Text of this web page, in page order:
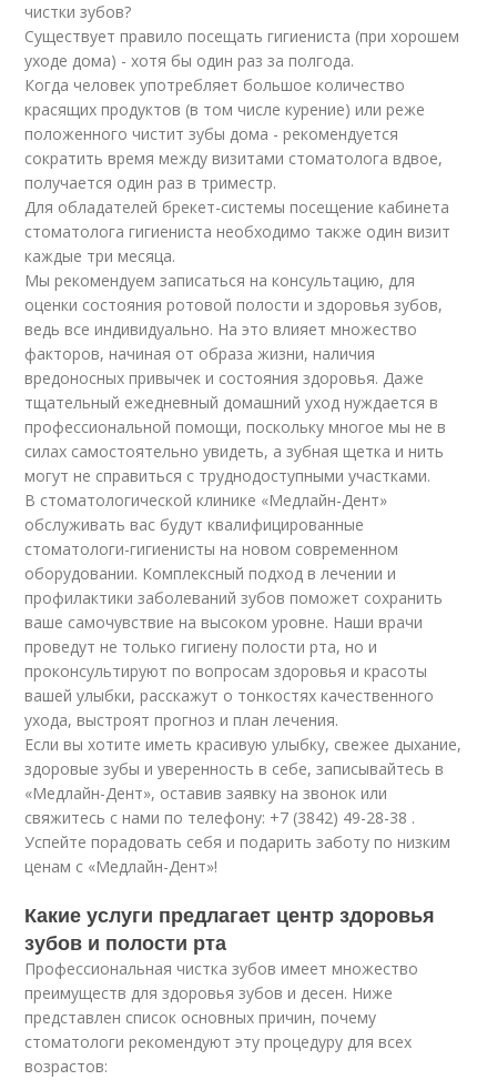
чистки зубов?
Существует правило посещать гигиениста (при хорошем
уходе дома) - хотя бы один раз за полгода.
Когда человек употребляет большое количество
красящих продуктов (в том числе курение) или реже
положенного чистит зубы дома - рекомендуется
сократить время между визитами стоматолога вдвое,
получается один раз в триместр.
Для обладателей брекет-системы посещение кабинета
стоматолога гигиениста необходимо также один визит
каждые три месяца.
Мы рекомендуем записаться на консультацию, для
оценки состояния ротовой полости и здоровья зубов,
ведь все индивидуально. На это влияет множество
факторов, начиная от образа жизни, наличия
вредоносных привычек и состояния здоровья. Даже
тщательный ежедневный домашний уход нуждается в
профессиональной помощи, поскольку многое мы не в
силах самостоятельно увидеть, а зубная щетка и нить
могут не справиться с труднодоступными участками.
В стоматологической клинике «Медлайн-Дент»
обслуживать вас будут квалифицированные
стоматологи-гигиенисты на новом современном
оборудовании. Комплексный подход в лечении и
профилактики заболеваний зубов поможет сохранить
ваше самочувствие на высоком уровне. Наши врачи
проведут не только гигиену полости рта, но и
проконсультируют по вопросам здоровья и красоты
вашей улыбки, расскажут о тонкостях качественного
ухода, выстроят прогноз и план лечения.
Если вы хотите иметь красивую улыбку, свежее дыхание,
здоровые зубы и уверенность в себе, записывайтесь в
«Медлайн-Дент», оставив заявку на звонок или
свяжитесь с нами по телефону: +7 (3842) 49-28-38 .
Успейте порадовать себя и подарить заботу по низким
ценам с «Медлайн-Дент»!
Какие услуги предлагает центр здоровья
зубов и полости рта
Профессиональная чистка зубов имеет множество
преимуществ для здоровья зубов и десен. Ниже
представлен список основных причин, почему
стоматологи рекомендуют эту процедуру для всех
возрастов: